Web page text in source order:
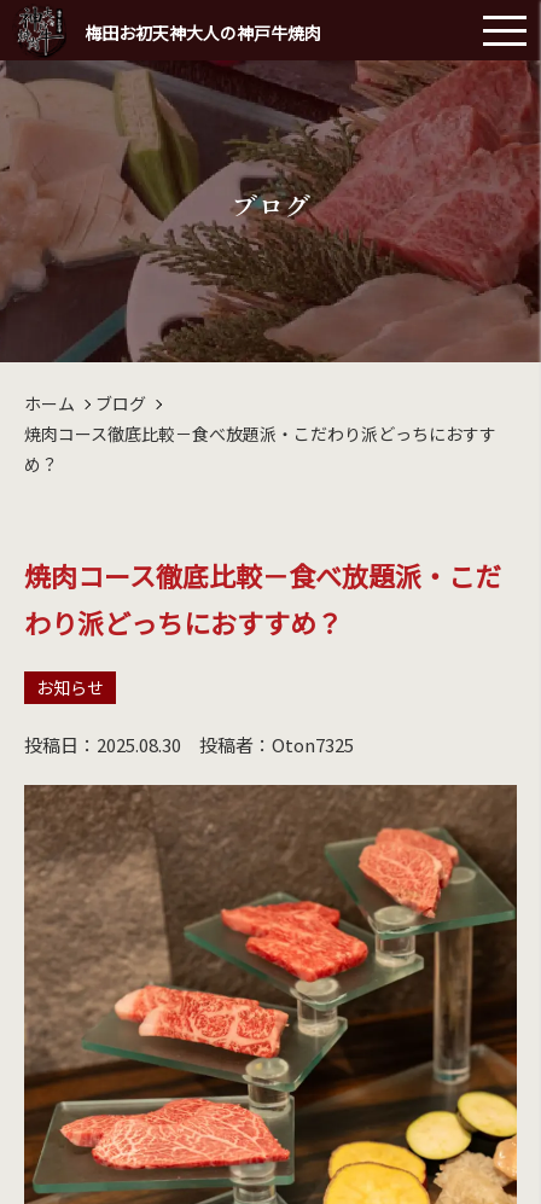
梅田お初天神大人の神戸牛焼肉
ブログ
ホーム
ブログ
焼肉コース徹底比較－食べ放題派・こだわり派どっちにおすす
め？
焼肉コース徹底比較－食べ放題派・こだ
わり派どっちにおすすめ？
お知らせ
投稿日：2025.08.30 投稿者：Oton7325